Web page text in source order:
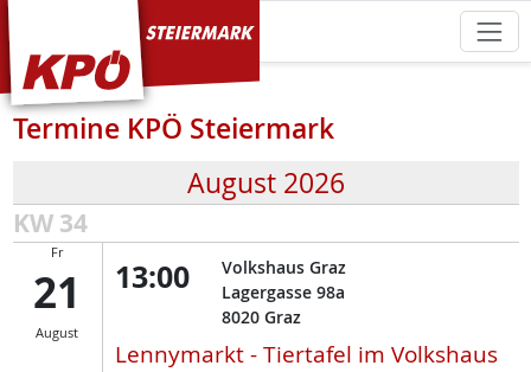
KPÖ Steiermark
Termine KPÖ Steiermark
August 2026
KW 34
Fr
21
August
13:00
Volkshaus Graz
Lagergasse 98a
8020 Graz
Lennymarkt - Tiertafel im Volkshaus